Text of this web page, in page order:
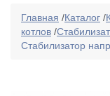
Главная /Каталог /
котлов /
Стабилизатор